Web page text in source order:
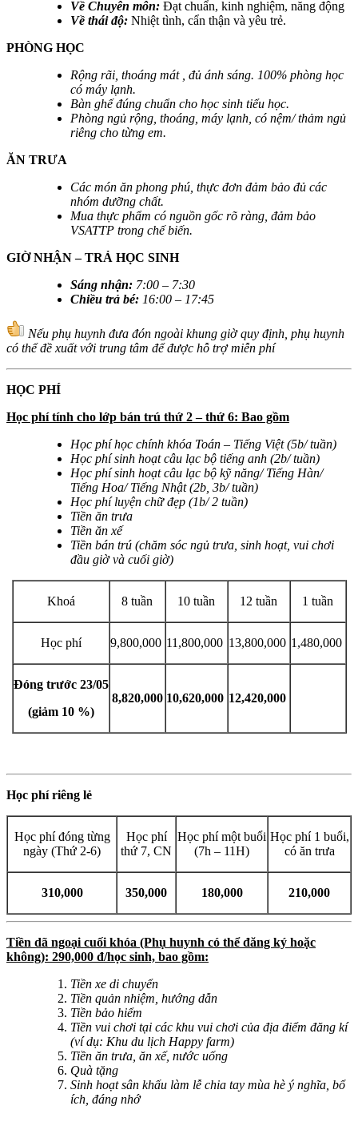
Về Chuyên môn: Đạt chuẩn, kinh nghiệm, năng động
Về thái độ: Nhiệt tình, cẩn thận và yêu trẻ.
PHÒNG HỌC
Rộng rãi, thoáng mát , đủ ánh sáng. 100% phòng học
có máy lạnh.
Bàn ghế đúng chuẩn cho học sinh tiểu học.
Phòng ngủ rộng, thoáng, máy lạnh, có nệm/ thảm ngủ
riêng cho từng em.
ĂN TRƯA
Các món ăn phong phú, thực đơn đảm bảo đủ các
nhóm dưỡng chất.
Mua thực phẩm có nguồn gốc rõ ràng, đảm bảo
VSATTP trong chế biến.
GIỜ NHẬN – TRẢ HỌC SINH
Sáng nhận: 7:00 – 7:30
Chiều trả bé: 16:00 – 17:45
Nếu phụ huynh đưa đón ngoài khung giờ quy định, phụ huynh
có thể đề xuất với trung tâm để được hỗ trợ miễn phí
HỌC PHÍ
Học phí tính cho lớp bán trú thứ 2 – thứ 6: Bao gồm
Học phí học chính khóa Toán – Tiếng Việt (5b/ tuần)
Học phí sinh hoạt câu lạc bộ tiếng anh (2b/ tuần)
Học phí sinh hoạt câu lạc bộ kỹ năng/ Tiếng Hàn/
Tiếng Hoa/ Tiếng Nhật (2b, 3b/ tuần)
Học phí luyện chữ đẹp (1b/ 2 tuần)
Tiền ăn trưa
Tiền ăn xế
Tiền bán trú (chăm sóc ngủ trưa, sinh hoạt, vui chơi
đầu giờ và cuối giờ)
Khoá 8 tuần 10 tuần 12 tuần 1 tuần
Học phí 9,800,000 11,800,000 13,800,000 1,480,000
Đóng trước 23/05
(giảm 10 %)
8,820,000 10,620,000 12,420,000
Học phí riêng lẻ
Học phí đóng từng
ngày (Thứ 2-6)
Học phí
thứ 7, CN
Học phí một buổi
(7h – 11H)
Học phí 1 buổi,
có ăn trưa
310,000 350,000 180,000 210,000
Tiền dã ngoại cuối khóa (Phụ huynh có thể đăng ký hoặc
không): 290,000 đ/học sinh, bao gồm:
Tiền xe di chuyển
Tiền quản nhiệm, hướng dẫn
Tiền bảo hiểm
Tiền vui chơi tại các khu vui chơi của địa điểm đăng kí
(ví dụ: Khu du lịch Happy farm)
Tiền ăn trưa, ăn xế, nước uống
Quà tặng
Sinh hoạt sân khấu làm lễ chia tay mùa hè ý nghĩa, bổ
ích, đáng nhớ